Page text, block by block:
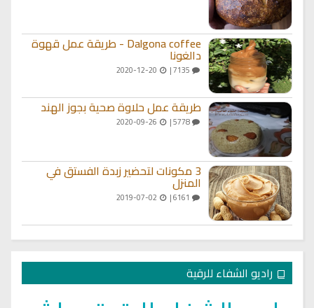
Dalgona coffee - طريقة عمل قهوة
دالغونا
طريقة عمل حلاوة صحية بجوز الهند
5778 |
3 مكونات لتحضير زبدة الفستق في
المنزل
راديو الشفاء للرقية